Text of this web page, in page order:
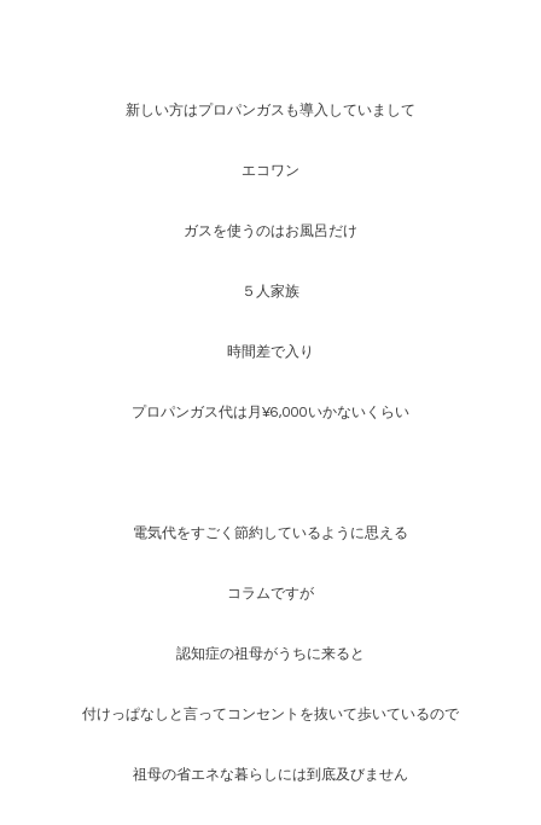
新しい方はプロパンガスも導入していまして
エコワン
ガスを使うのはお風呂だけ
５人家族
時間差で入り
プロパンガス代は月¥6,000いかないくらい
電気代をすごく節約しているように思える
コラムですが
認知症の祖母がうちに来ると
付けっぱなしと言ってコンセントを抜いて歩いているので
祖母の省エネな暮らしには到底及びません